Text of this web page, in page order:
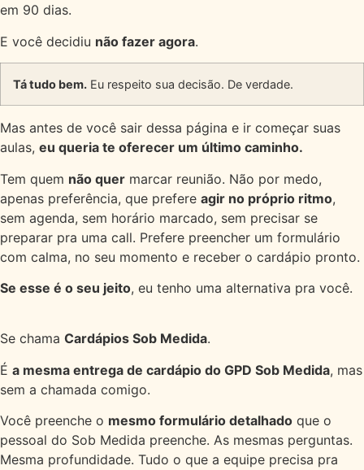
em 90 dias.
E você decidiu não fazer agora.
Tá tudo bem. Eu respeito sua decisão. De verdade.
Mas antes de você sair dessa página e ir começar suas
aulas, eu queria te oferecer um último caminho.
Tem quem não quer marcar reunião. Não por medo,
apenas preferência, que prefere agir no próprio ritmo,
sem agenda, sem horário marcado, sem precisar se
preparar pra uma call. Prefere preencher um formulário
com calma, no seu momento e receber o cardápio pronto.
Se esse é o seu jeito, eu tenho uma alternativa pra você.
Se chama Cardápios Sob Medida.
É a mesma entrega de cardápio do GPD Sob Medida, mas
sem a chamada comigo.
Você preenche o mesmo formulário detalhado que o
pessoal do Sob Medida preenche. As mesmas perguntas.
Mesma profundidade. Tudo o que a equipe precisa pra